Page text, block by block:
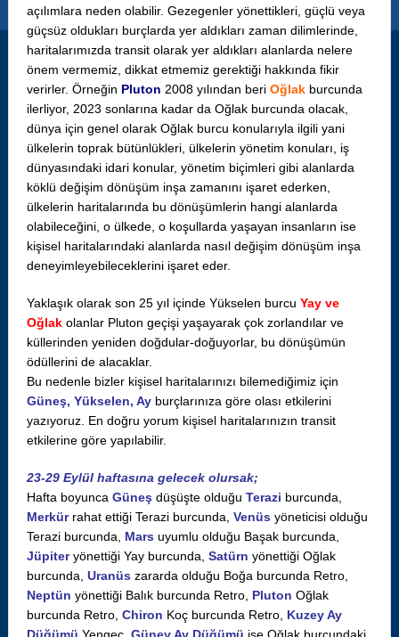
açılımlara neden olabilir. Gezegenler yönettikleri, güçlü veya
güçsüz oldukları burçlarda yer aldıkları zaman dilimlerinde,
haritalarımızda transit olarak yer aldıkları alanlarda nelere
önem vermemiz, dikkat etmemiz gerektiği hakkında fikir
verirler. Örneğin Pluton 2008 yılından beri Oğlak burcunda
ilerliyor, 2023 sonlarına kadar da Oğlak burcunda olacak,
dünya için genel olarak Oğlak burcu konularıyla ilgili yani
ülkelerin toprak bütünlükleri, ülkelerin yönetim konuları, iş
dünyasındaki idari konular, yönetim biçimleri gibi alanlarda
köklü değişim dönüşüm inşa zamanını işaret ederken,
ülkelerin haritalarında bu dönüşümlerin hangi alanlarda
olabileceğini, o ülkede, o koşullarda yaşayan insanların ise
kişisel haritalarındaki alanlarda nasıl değişim dönüşüm inşa
deneyimleyebileceklerini işaret eder.
Yaklaşık olarak son 25 yıl içinde Yükselen burcu Yay ve
Oğlakolanlar Pluton geçişi yaşayarak çok zorlandılar ve
küllerinden yeniden doğdular-doğuyorlar, bu dönüşümün
ödüllerini de alacaklar.
Bu nedenle bizler kişisel haritalarınızı bilemediğimiz için
Güneş, Yükselen, Ayburçlarınıza göre olası etkilerini
yazıyoruz. En doğru yorum kişisel haritalarınızın transit
etkilerine göre yapılabilir.
23-29 Eylül haftasına gelecek olursak;
Hafta boyunca Güneş düşüşte olduğu Terazi burcunda,
Merkürrahat ettiği Terazi burcunda, Venüs yöneticisi olduğu
Terazi burcunda, Mars uyumlu olduğu Başak burcunda,
Jüpiter yönettiği Yay burcunda, Satürn yönettiği Oğlak
burcunda, Uranüs zararda olduğu Boğa burcunda Retro,
Neptün yönettiği Balık burcunda Retro, Pluton Oğlak
burcunda Retro, Chiron Koç burcunda Retro, Kuzey Ay